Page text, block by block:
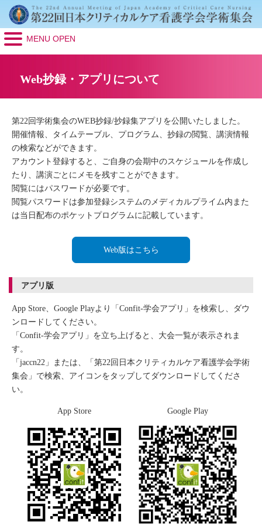
MENU OPEN
Web抄録・アプリについて
第22回学術集会のWEB抄録/抄録集アプリを公開いたしました。
開催情報、タイムテーブル、プログラム、抄録の閲覧、講演情報
の検索などができます。
アカウント登録すると、ご自身の会期中のスケジュールを作成し
たり、講演ごとにメモを残すことができます。
閲覧にはパスワードが必要です。
閲覧パスワードは参加登録システムのメディカルプライム内また
は当日配布のポケットプログラムに記載しています。
Web版はこちら
アプリ版
App Store、Google Playより「Confit-学会アプリ」を検索し、ダウ
ンロードしてください。
「Confit-学会アプリ」を立ち上げると、大会一覧が表示されま
す。
「jaccn22」または、「第22回日本クリティカルケア看護学会学術
集会」で検索、アイコンをタップしてダウンロードしてくださ
い。
App Store Google Play